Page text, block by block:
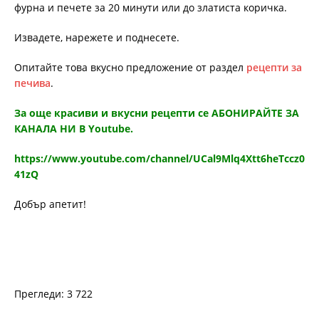
фурна и печете за 20 минути или до златиста коричка.
Извадете, нарежете и поднесете.
Опитайте това вкусно предложение от раздел рецепти за
печива.
За още красиви и вкусни рецепти се АБОНИРАЙТЕ ЗА
КАНАЛА НИ В Youtube.
https://www.youtube.com/channel/UCal9Mlq4Xtt6heTccz0
41zQ
Добър апетит!
Прегледи: 3 722